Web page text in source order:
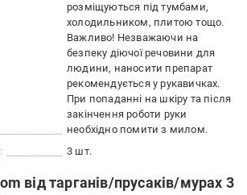
розміщуються під тумбами,
холодильником, плитою тощо.
Важливо! Незважаючи на
безпеку діючої речовини для
людини, наносити препарат
рекомендується у рукавичках.
При попаданні на шкіру та після
закінчення роботи руки
необхідно помити з милом.
3 шт.
від тарганів/прусаків/мурах 3